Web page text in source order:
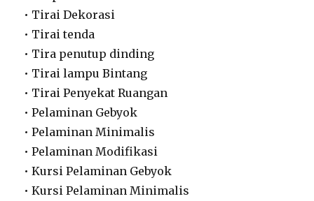
• Tirai Dekorasi
• Tirai tenda
• Tira penutup dinding
• Tirai lampu Bintang
• Tirai Penyekat Ruangan
• Pelaminan Gebyok
• Pelaminan Minimalis
• Pelaminan Modifikasi
• Kursi Pelaminan Gebyok
• Kursi Pelaminan Minimalis